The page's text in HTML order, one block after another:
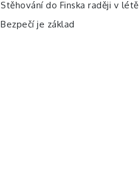
Stěhování do Finska raději v létě
Bezpečí je základ